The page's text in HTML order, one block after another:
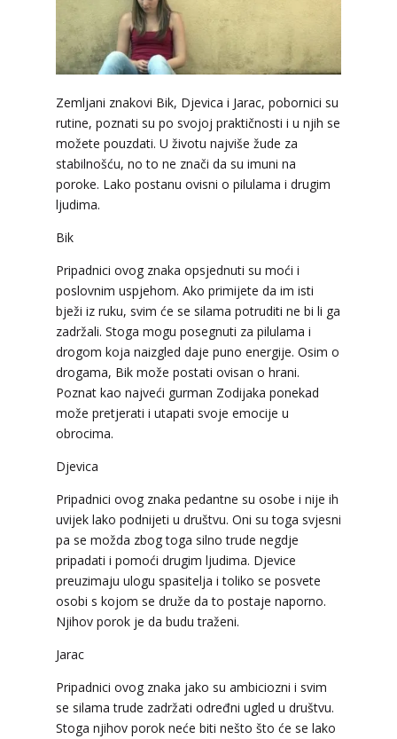
Zemljani znakovi Bik, Djevica i Jarac, pobornici su
rutine, poznati su po svojoj praktičnosti i u njih se
možete pouzdati. U životu najviše žude za
stabilnošću, no to ne znači da su imuni na
poroke. Lako postanu ovisni o pilulama i drugim
ljudima.
Bik
Pripadnici ovog znaka opsjednuti su moći i
poslovnim uspjehom. Ako primijete da im isti
bježi iz ruku, svim će se silama potruditi ne bi li ga
zadržali. Stoga mogu posegnuti za pilulama i
drogom koja naizgled daje puno energije. Osim o
drogama, Bik može postati ovisan o hrani.
Poznat kao najveći gurman Zodijaka ponekad
može pretjerati i utapati svoje emocije u
obrocima.
Djevica
Pripadnici ovog znaka pedantne su osobe i nije ih
uvijek lako podnijeti u društvu. Oni su toga svjesni
pa se možda zbog toga silno trude negdje
pripadati i pomoći drugim ljudima. Djevice
preuzimaju ulogu spasitelja i toliko se posvete
osobi s kojom se druže da to postaje naporno.
Njihov porok je da budu traženi.
Jarac
Pripadnici ovog znaka jako su ambiciozni i svim
se silama trude zadržati određni ugled u društvu.
Stoga njihov porok neće biti nešto što će se lako